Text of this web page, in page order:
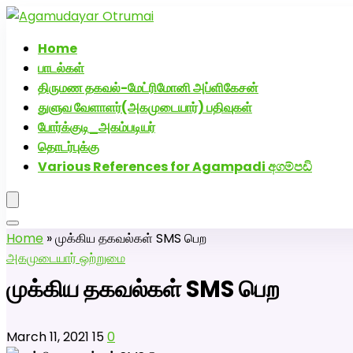
Home
பாடல்கள்
திருமண தகவல்-மேட்ரிமோனி அப்ளிகேசன்
துளுவ வேளாளர்(அகமுடையார்) பதிவுகள்
போர்க்குடி_அகம்படியர்
தொடர்புக்கு
Various References for Agampadi අගම්පඩි
Home »முக்கிய தகவல்கள் SMS பெற
அகமுடையார் ஒற்றுமை
முக்கிய தகவல்கள் SMS பெற
March 11, 2021 150
அகமுடையார் திருமண வரன்களுக்கு